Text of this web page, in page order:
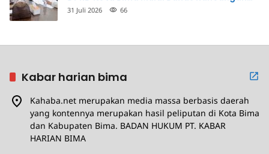
Perda Pencegahan
31 Juli 2026 66
Kabar harian bima
Kahaba.net merupakan media massa berbasis daerah
yang kontennya merupakan hasil peliputan di Kota Bima
dan Kabupaten Bima. BADAN HUKUM PT. KABAR
HARIAN BIMA